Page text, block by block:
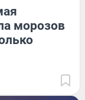
морозов